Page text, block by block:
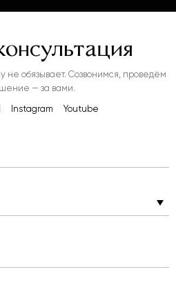
не обязывает. Созвонимся, проведём
— за вами.
Instagram Youtube